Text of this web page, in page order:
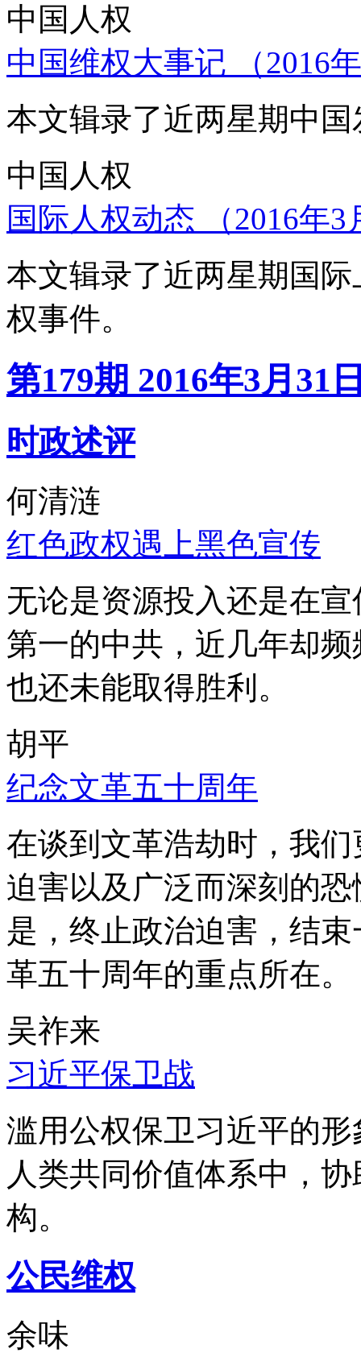
中国人权
中国维权大事记 （2016
本文辑录了近两星期中
中国人权
国际人权动态 （2016年
本文辑录了近两星期国
权事件。
第179期 2016年3月31
时政述评
何清涟
红色政权遇上黑色宣传
无论是资源投入还是在
第一的中共，近几年却
也还未能取得胜利。
胡平
纪念文革五十周年
在谈到文革浩劫时，我
迫害以及广泛而深刻的
是，终止政治迫害，结
革五十周年的重点所在。
吴祚来
习近平保卫战
滥用公权保卫习近平的
人类共同价值体系中，
构。
公民维权
余味